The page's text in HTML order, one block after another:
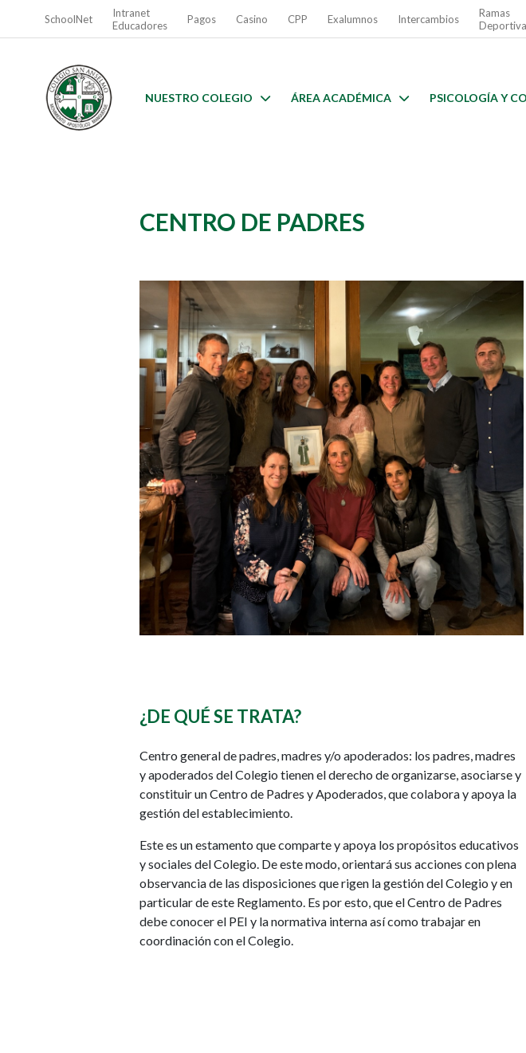
SchoolNet
Intranet
Educadores
Pagos Casino CPP Exalumnos Intercambios
Ramas
NUESTRO COLEGIO ÁREA ACADÉMICA PSICOLOGÍA Y
CENTRO DE PADRES
¿DE QUÉ SE TRATA?
Centro general de padres, madres y/o apoderados: los padres, madres
y apoderados del Colegio tienen el derecho de organizarse, asociarse y
constituir un Centro de Padres y Apoderados, que colabora y apoya la
gestión del establecimiento.
Este es un estamento que comparte y apoya los propósitos educativos
y sociales del Colegio. De este modo, orientará sus acciones con plena
observancia de las disposiciones que rigen la gestión del Colegio y en
particular de este Reglamento. Es por esto, que el Centro de Padres
debe conocer el PEI y la normativa interna así como trabajar en
coordinación con el Colegio.